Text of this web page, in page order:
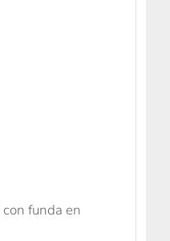
con funda en